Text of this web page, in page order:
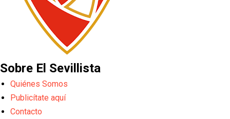
Sobre El Sevillista
Quiénes Somos
Publicítate aquí
Contacto